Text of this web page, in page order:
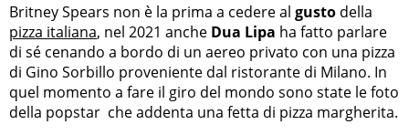
Britney Spears non è la prima a cedere al gusto della
pizza italiana, nel 2021 anche Dua Lipa ha fatto parlare
di sé cenando a bordo di un aereo privato con una pizza
di Gino Sorbillo proveniente dal ristorante di Milano. In
quel momento a fare il giro del mondo sono state le foto
della popstar che addenta una fetta di pizza margherita.